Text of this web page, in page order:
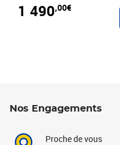
1 490,00€
Nos Engagements
Proche de vous